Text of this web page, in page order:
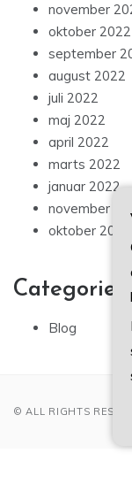
november
oktober 2022
september
august 2022
juli 2022
maj 2022
april 2022
marts 2022
januar 2022
november
oktober 2021
Categories
Blog
© ALL RIGHTS